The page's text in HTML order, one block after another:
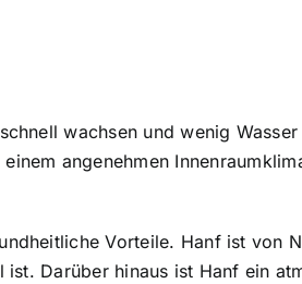
wachsen und wenig
angenehmen
Vorteile. Hanf ist von
Darüber hinaus ist Hanf ein